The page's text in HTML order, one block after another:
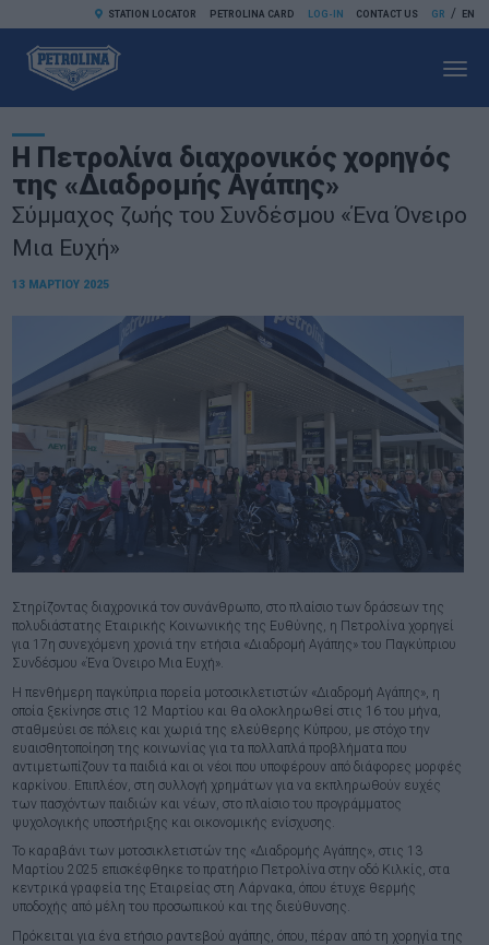
GR / EN
STATION LOCATOR PETROLINA CARD LOG-IN CONTACT US
Η Πετρολίνα διαχρονικός χορηγός
της «Διαδρομής Αγάπης»
Σύμμαχος ζωής του Συνδέσμου «Ένα Όνειρο
Μια Ευχή»
13 ΜΑΡΤΊΟΥ 2025
Στηρίζοντας διαχρονικά τον συνάνθρωπο, στο πλαίσιο των δράσεων της
πολυδιάστατης Εταιρικής Κοινωνικής της Ευθύνης, η Πετρολίνα χορηγεί
για 17η συνεχόμενη χρονιά την ετήσια «Διαδρομή Αγάπης» του Παγκύπριου
Συνδέσμου «Ένα Όνειρο Μια Ευχή».
Η πενθήμερη παγκύπρια πορεία μοτοσικλετιστών «Διαδρομή Αγάπης», η
οποία ξεκίνησε στις 12 Μαρτίου και θα ολοκληρωθεί στις 16 του μήνα,
σταθμεύει σε πόλεις και χωριά της ελεύθερης Κύπρου, με στόχο την
ευαισθητοποίηση της κοινωνίας για τα πολλαπλά προβλήματα που
αντιμετωπίζουν τα παιδιά και οι νέοι που υποφέρουν από διάφορες μορφές
καρκίνου. Επιπλέον, στη συλλογή χρημάτων για να εκπληρωθούν ευχές
των πασχόντων παιδιών και νέων, στο πλαίσιο του προγράμματος
ψυχολογικής υποστήριξης και οικονομικής ενίσχυσης.
Το καραβάνι των μοτοσικλετιστών της «Διαδρομής Αγάπης», στις 13
Μαρτίου 2025 επισκέφθηκε το πρατήριο Πετρολίνα στην οδό Κιλκίς, στα
κεντρικά γραφεία της Εταιρείας στη Λάρνακα, όπου έτυχε θερμής
υποδοχής από μέλη του προσωπικού και της διεύθυνσης.
Πρόκειται για ένα ετήσιο ραντεβού αγάπης, όπου, πέραν από τη χορηγία της